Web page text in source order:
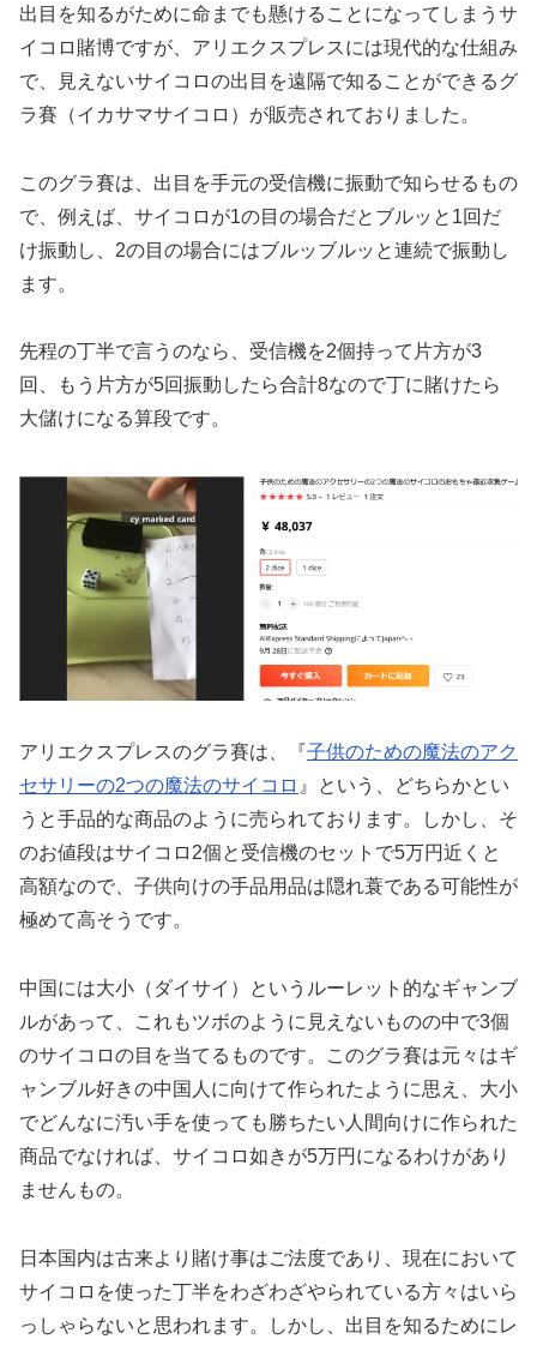
出目を知るがために命までも懸けることになってしまうサ
イコロ賭博ですが、アリエクスプレスには現代的な仕組み
で、見えないサイコロの出目を遠隔で知ることができるグ
ラ賽（イカサマサイコロ）が販売されておりました。
このグラ賽は、出目を手元の受信機に振動で知らせるもの
で、例えば、サイコロが1の目の場合だとブルッと1回だ
け振動し、2の目の場合にはブルッブルッと連続で振動し
ます。
先程の丁半で言うのなら、受信機を2個持って片方が3
回、もう片方が5回振動したら合計8なので丁に賭けたら
大儲けになる算段です。
アリエクスプレスのグラ賽は、『子供のための魔法のアク
セサリーの2つの魔法のサイコロ 』という、どちらかとい
うと手品的な商品のように売られております。しかし、そ
のお値段はサイコロ2個と受信機のセットで5万円近くと
高額なので、子供向けの手品用品は隠れ蓑である可能性が
極めて高そうです。
中国には大小（ダイサイ）というルーレット的なギャンブ
ルがあって、これもツボのように見えないものの中で3個
のサイコロの目を当てるものです。このグラ賽は元々はギ
ャンブル好きの中国人に向けて作られたように思え、大小
でどんなに汚い手を使っても勝ちたい人間向けに作られた
商品でなければ、サイコロ如きが5万円になるわけがあり
ませんもの。
日本国内は古来より賭け事はご法度であり、現在において
サイコロを使った丁半をわざわざやられている方々はいら
っしゃらないと思われます。しかし、出目を知るためにレ